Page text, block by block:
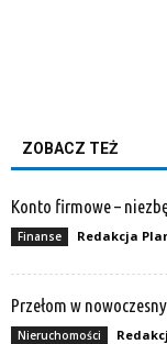
ZOBACZ TEŻ
Konto firmowe –
Finanse Redakcja
Przełom w
Nieruchomości